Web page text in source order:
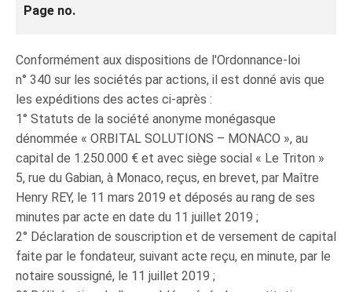
Page no.
Conformément aux dispositions de l'Ordonnance-loi
n° 340 sur les sociétés par actions, il est donné avis que
les expéditions des actes ci-après :
1° Statuts de la société anonyme monégasque
dénommée « ORBITAL SOLUTIONS – MONACO », au
capital de 1.250.000 € et avec siège social « Le Triton »
5, rue du Gabian, à Monaco, reçus, en brevet, par Maître
Henry REY, le 11 mars 2019 et déposés au rang de ses
minutes par acte en date du 11 juillet 2019 ;
2° Déclaration de souscription et de versement de capital
faite par le fondateur, suivant acte reçu, en minute, par le
notaire soussigné, le 11 juillet 2019 ;